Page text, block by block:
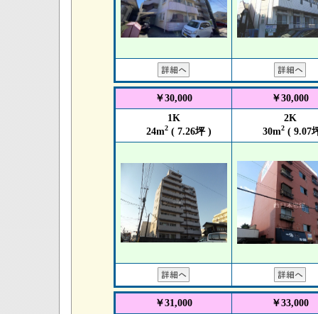
￥30,000
￥30,000
1K
24m2( 7.26坪 )
2K
30m2( 9.07
￥31,000
￥33,000